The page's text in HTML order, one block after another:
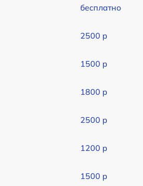
бесплатно
2500 р
1500 р
1800 р
2500 р
1200 р
1500 р